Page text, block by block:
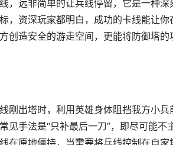
，远非简单的让兵线停留，它是一种深
，资深玩家都明白，成功的卡线能让你
创造安全的游走空间，更能将防御塔的
出塔时，利用英雄身体阻挡我方小兵
见手法是“只补最后一刀”，即尽可能不